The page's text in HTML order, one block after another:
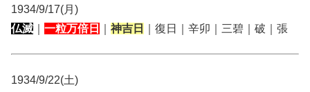
1934/9/17(月)
仏滅
一粒万倍日 神吉日 ｜復日｜辛卯｜三碧｜破｜張
1934/9/22(土)